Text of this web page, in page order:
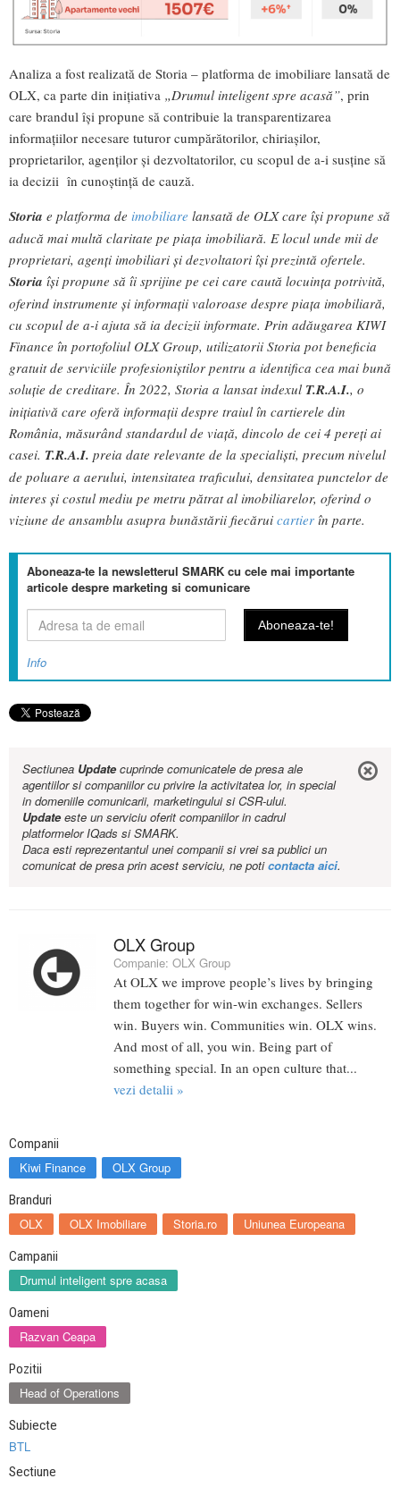
Analiza a fost realizată de Storia – platforma de imobiliare lansată de
OLX, ca parte din inițiativa „Drumul inteligent spre acasă”, prin
care brandul își propune să contribuie la transparentizarea
informațiilor necesare tuturor cumpărătorilor, chiriașilor,
proprietarilor, agenților și dezvoltatorilor, cu scopul de a-i susține să
ia decizii în cunoștință de cauză.
Storia e platforma de imobiliare lansată de OLX care își propune să
aducă mai multă claritate pe piața imobiliară. E locul unde mii de
proprietari, agenți imobiliari și dezvoltatori își prezintă ofertele.
Storia își propune să îi sprijine pe cei care caută locuința potrivită,
oferind instrumente și informații valoroase despre piața imobiliară,
cu scopul de a-i ajuta să ia decizii informate. Prin adăugarea KIWI
Finance în portofoliul OLX Group, utilizatorii Storia pot beneficia
gratuit de serviciile profesioniștilor pentru a identifica cea mai bună
soluție de creditare. În 2022, Storia a lansat indexul T.R.A.I., o
inițiativă care oferă informații despre traiul în cartierele din
România, măsurând standardul de viață, dincolo de cei 4 pereți ai
casei. T.R.A.I. preia date relevante de la specialiști, precum nivelul
de poluare a aerului, intensitatea traficului, densitatea punctelor de
interes și costul mediu pe metru pătrat al imobiliarelor, oferind o
viziune de ansamblu asupra bunăstării fiecărui cartier în parte.
Aboneaza-te la newsletterul SMARK cu cele mai importante
articole despre marketing si comunicare
Info
Sectiunea Updatecuprinde comunicatele de presa ale
agentiilor si companiilor cu privire la activitatea lor, in special
in domeniile comunicarii, marketingului si CSR-ului.
Updateeste un serviciu oferit companiilor in cadrul
platformelor IQads si SMARK.
Daca esti reprezentantul unei companii si vrei sa publici un
comunicat de presa prin acest serviciu, ne poticontacta aici.
OLX Group
Companie: OLX Group
At OLX we improve people’s lives by bringing
them together for win-win exchanges. Sellers
win. Buyers win. Communities win. OLX wins.
And most of all, you win. Being part of
something special. In an open culture that...
vezi detalii »
Companii
Kiwi Finance OLX Group
Branduri
OLX OLX Imobiliare Storia.ro Uniunea Europeana
Campanii
Drumul inteligent spre acasa
Oameni
Razvan Ceapa
Pozitii
Head of Operations
Subiecte
BTL
Sectiune